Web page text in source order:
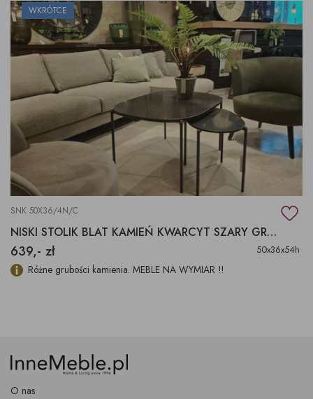
WKRÓTCE
SNK 50X36/4N/C
NISKI STOLIK BLAT KAMIEŃ KWARCYT SZARY GRAFIT
639,- zł 50x36x54h
Różne grubości kamienia. MEBLE NA WYMIAR !!
O nas